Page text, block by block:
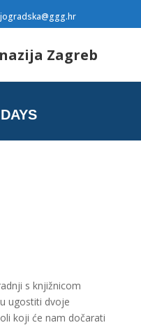
s knjižnicom
ugostiti dvoje
koji će nam dočarati